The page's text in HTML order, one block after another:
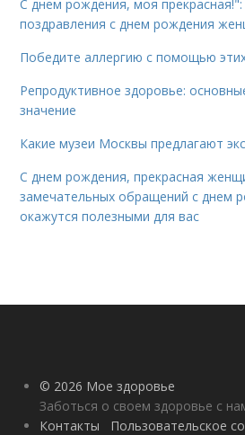
С днем рождения, моя
поздравления с днем рождения
Победите аллергию с помощью
Репродуктивное здоровье:
значение
Какие музеи Москвы предлагают
С днем рождения, прекрасная
замечательных обращений с днем
окажутся полезными для вас
© 2026 Мое здоровье
Заботься о своем здоровье с
Контакты
Пользовательское